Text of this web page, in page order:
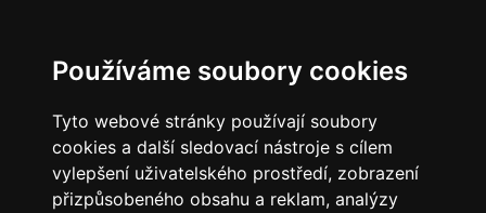
Používáme soubory cookies
Tyto webové stránky používají soubory
cookies a další sledovací nástroje s cílem
vylepšení uživatelského prostředí, zobrazení
přizpůsobeného obsahu a reklam, analýzy